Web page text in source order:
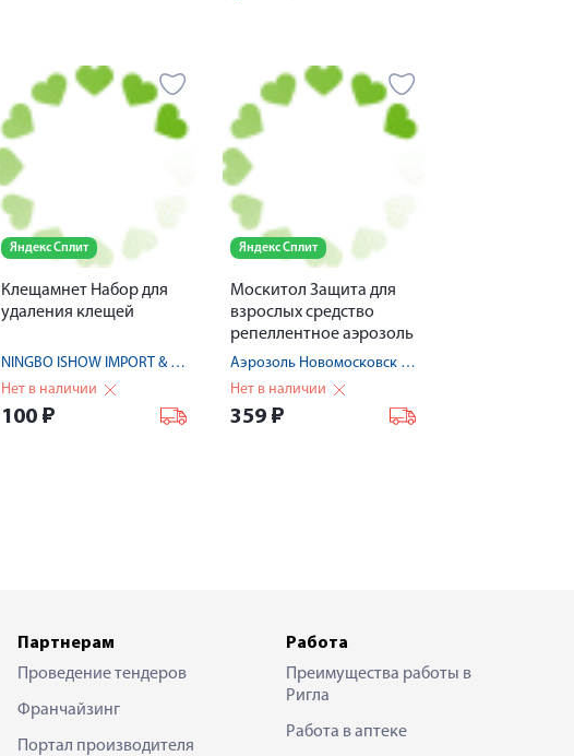
Яндекс Сплит
Клещамнет Набор для
удаления клещей
NINGBO ISHOW IMPORT & EXPOR CN
Нет в наличии
100 ₽
Яндекс Сплит
Москитол Защита для
взрослых средство
репеллентное аэрозоль
150мл
Аэрозоль Новомосковск ООО
Нет в наличии
359 ₽
Партнерам
Проведение тендеров
Франчайзинг
Портал производителя
Работа
Преимущества работы в
Ригла
Работа в аптеке